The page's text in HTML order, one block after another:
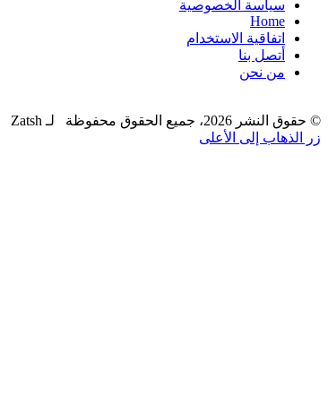
سياسة الخصوصية
Home
اتفاقية الاستخدام
أتصل بنا
من نحن
© حقوق النشر 2026، جميع الحقوق محفوظة لـ Zatsh
زر الذهاب إلى الأعلى